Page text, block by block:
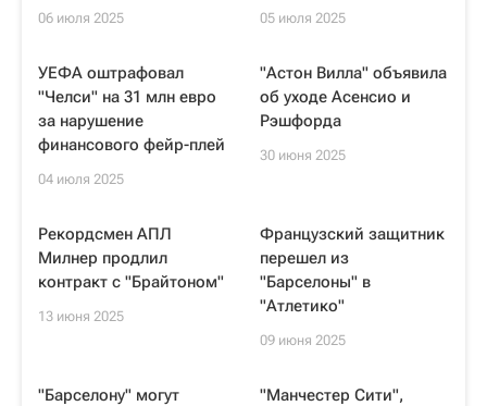
06 июля 2025 05 июля 2025
УЕФА оштрафовал
"Челси" на 31 млн евро
за нарушение
финансового фейр-плей
04 июля 2025
"Астон Вилла" объявила
об уходе Асенсио и
Рэшфорда
30 июня 2025
Рекордсмен АПЛ
Милнер продлил
контракт с "Брайтоном"
13 июня 2025
Французский защитник
перешел из
"Барселоны" в
"Атлетико"
09 июня 2025
"Барселону" могут
"Манчестер Сити",